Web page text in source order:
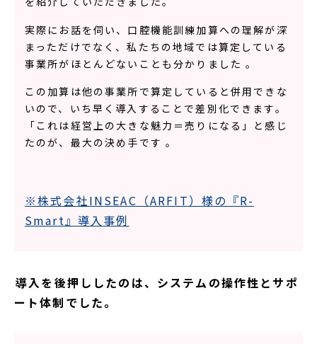
実際にお話を伺い、口腔機能訓練加算への理解が深
まっただけでなく、私たちの地域では算定している
事業所がほとんどないことも分かりました 。
この加算は他の事業所で算定していると併用できな
いので、いち早く導入することで差別化できます。
「これは経営上の大きな魅力＝売りになる」と感じ
たのが、最大の決め手です 。
※株式会社INSEAC（ARFIT）様の『R-
Smart』導入事例
――導入を後押ししたのは、システムの操作性とサポ
ート体制でした。